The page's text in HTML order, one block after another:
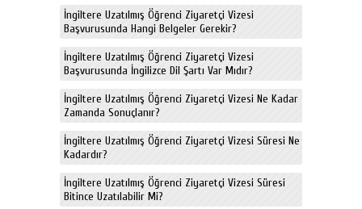
İngiltere Uzatılmış Öğrenci Ziyaretçi Vizesi
Başvurusunda Hangi Belgeler Gerekir?
İngiltere Uzatılmış Öğrenci Ziyaretçi Vizesi
Başvurusunda İngilizce Dil Şartı Var Mıdır?
İngiltere Uzatılmış Öğrenci Ziyaretçi Vizesi Ne Kadar
Zamanda Sonuçlanır?
İngiltere Uzatılmış Öğrenci Ziyaretçi Vizesi Süresi Ne
Kadardır?
İngiltere Uzatılmış Öğrenci Ziyaretçi Vizesi Süresi
Bitince Uzatılabilir Mi?